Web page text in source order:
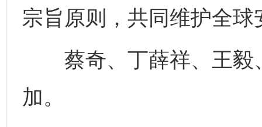
宗旨原则，共同维护全球
蔡奇、丁薛祥、王毅
加。